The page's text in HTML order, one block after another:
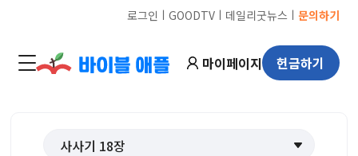
로그인 ㅣ GOODTVㅣ 데일리굿뉴스 ㅣ 문의하기
마이페이지 헌금하기
사사기 18장